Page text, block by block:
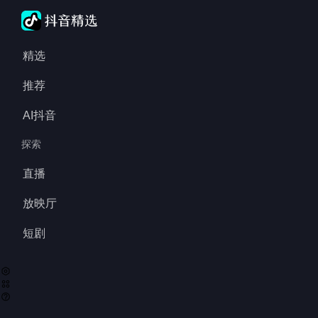
精选
推荐
AI抖音
探索
直播
放映厅
短剧